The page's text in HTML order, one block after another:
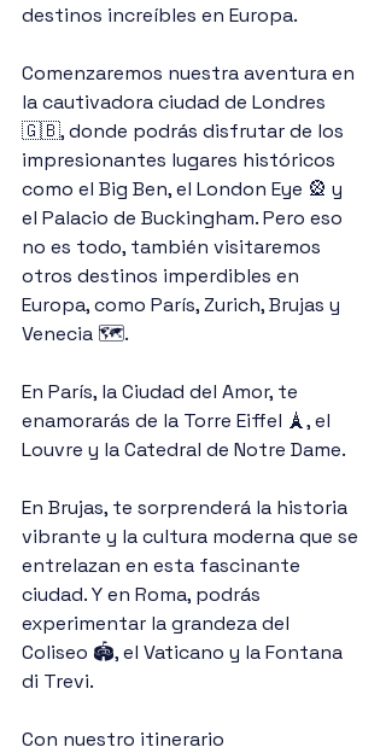
destinos increíbles en Europa.
Comenzaremos nuestra aventura en
la cautivadora ciudad de Londres
🇬🇧, donde podrás disfrutar de los
impresionantes lugares históricos
como el Big Ben, el London Eye 🎡 y
el Palacio de Buckingham. Pero eso
no es todo, también visitaremos
otros destinos imperdibles en
Europa, como París, Zurich, Brujas y
Venecia 🗺.
En París, la Ciudad del Amor, te
enamorarás de la Torre Eiffel 🗼, el
Louvre y la Catedral de Notre Dame.
En Brujas, te sorprenderá la historia
vibrante y la cultura moderna que se
entrelazan en esta fascinante
ciudad. Y en Roma, podrás
experimentar la grandeza del
Coliseo 🏟, el Vaticano y la Fontana
di Trevi.
Con nuestro itinerario